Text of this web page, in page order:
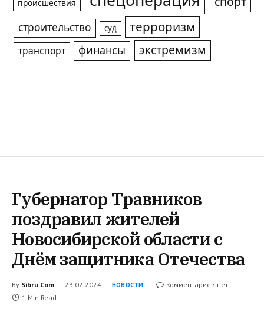
происшествия
строительство суд терроризм
транспорт финансы экстремизм
Губернатор Травников
поздравил жителей
Новосибирской области с
Днём защитника Отечества
By Sibru.Com 23.02.2024 НОВОСТИ
Комментариев нет
1 Min Read